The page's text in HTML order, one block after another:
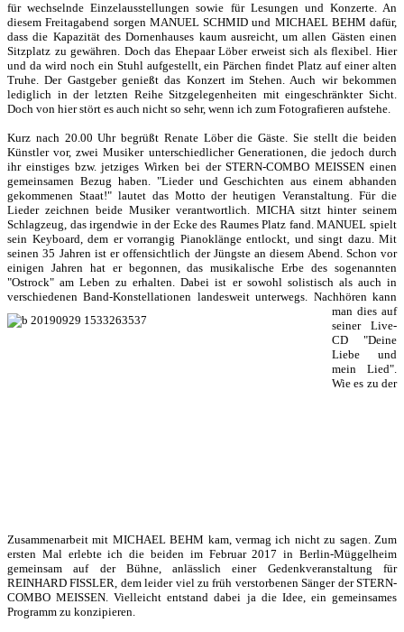
für wechselnde Einzelausstellungen sowie für Lesungen und Konzerte. An
diesem Freitagabend sorgen MANUEL SCHMID und MICHAEL BEHM dafür,
dass die Kapazität des Dornenhauses kaum ausreicht, um allen Gästen einen
Sitzplatz zu gewähren. Doch das Ehepaar Löber erweist sich als flexibel. Hier
und da wird noch ein Stuhl aufgestellt, ein Pärchen findet Platz auf einer alten
Truhe. Der Gastgeber genießt das Konzert im Stehen. Auch wir bekommen
lediglich in der letzten Reihe Sitzgelegenheiten mit eingeschränkter Sicht.
Doch von hier stört es auch nicht so sehr, wenn ich zum Fotografieren aufstehe.
Kurz nach 20.00 Uhr begrüßt Renate Löber die Gäste. Sie stellt die beiden
Künstler vor, zwei Musiker unterschiedlicher Generationen, die jedoch durch
ihr einstiges bzw. jetziges Wirken bei der STERN-COMBO MEISSEN einen
gemeinsamen Bezug haben. "Lieder und Geschichten aus einem abhanden
gekommenen Staat!" lautet das Motto der heutigen Veranstaltung. Für die
Lieder zeichnen beide Musiker verantwortlich. MICHA sitzt hinter seinem
Schlagzeug, das irgendwie in der Ecke des Raumes Platz fand. MANUEL spielt
sein Keyboard, dem er vorrangig Pianoklänge entlockt, und singt dazu. Mit
seinen 35 Jahren ist er offensichtlich der Jüngste an diesem Abend. Schon vor
einigen Jahren hat er begonnen, das musikalische Erbe des sogenannten
"Ostrock" am Leben zu erhalten. Dabei ist er sowohl solistisch als auch in
verschiedenen Band-Konstellationen landesweit unterwegs.
Nachhören kann
man dies auf
seiner Live-
CD "Deine
Liebe und
mein Lied".
Wie es zu der
Zusammenarbeit mit MICHAEL BEHM kam, vermag ich nicht zu sagen. Zum
ersten Mal erlebte ich die beiden im Februar 2017 in Berlin-Müggelheim
gemeinsam auf der Bühne, anlässlich einer Gedenkveranstaltung für
REINHARD FISSLER, dem leider viel zu früh verstorbenen Sänger der STERN-
COMBO MEISSEN. Vielleicht entstand dabei ja die Idee, ein gemeinsames
Programm zu konzipieren.